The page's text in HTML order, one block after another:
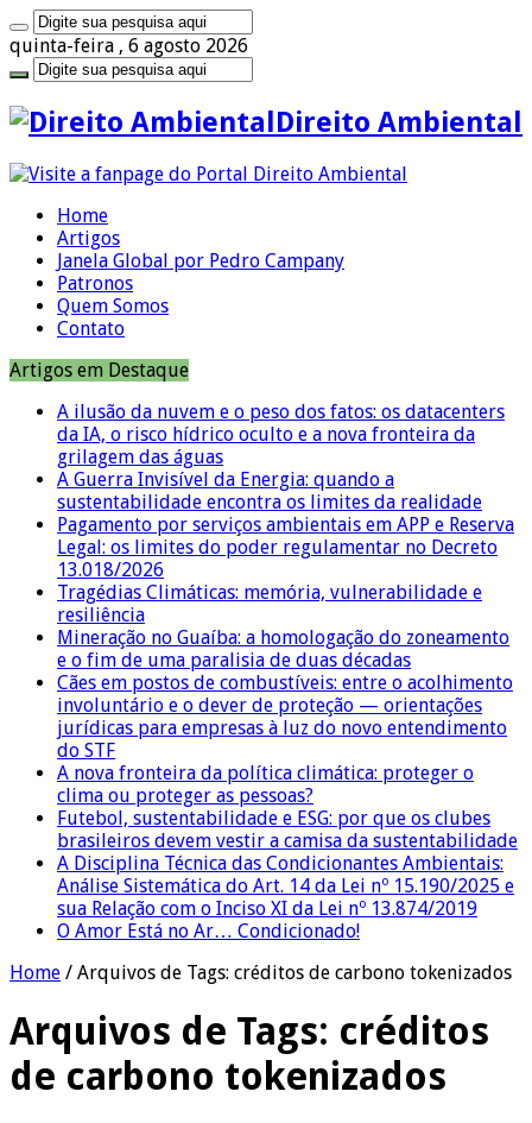
quinta-feira , 6 agosto 2026
Direito Ambiental
Home
Artigos
Janela Global por Pedro Campany
Patronos
Quem Somos
Contato
Artigos em Destaque
A ilusão da nuvem e o peso dos fatos: os datacenters
da IA, o risco hídrico oculto e a nova fronteira da
grilagem das águas
A Guerra Invisível da Energia: quando a
sustentabilidade encontra os limites da realidade
Pagamento por serviços ambientais em APP e Reserva
Legal: os limites do poder regulamentar no Decreto
13.018/2026
Tragédias Climáticas: memória, vulnerabilidade e
resiliência
Mineração no Guaíba: a homologação do zoneamento
e o fim de uma paralisia de duas décadas
Cães em postos de combustíveis: entre o acolhimento
involuntário e o dever de proteção — orientações
jurídicas para empresas à luz do novo entendimento
do STF
A nova fronteira da política climática: proteger o
clima ou proteger as pessoas?
Futebol, sustentabilidade e ESG: por que os clubes
brasileiros devem vestir a camisa da sustentabilidade
A Disciplina Técnica das Condicionantes Ambientais:
Análise Sistemática do Art. 14 da Lei nº 15.190/2025 e
sua Relação com o Inciso XI da Lei nº 13.874/2019
O Amor Está no Ar… Condicionado!
Home / Arquivos de Tags: créditos de carbono tokenizados
Arquivos de Tags: créditos
de carbono tokenizados